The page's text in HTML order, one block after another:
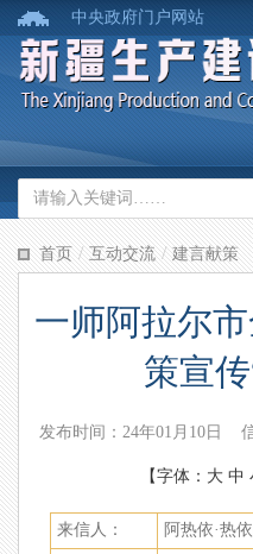
中央政府门户网站
首页 / 互动交流 / 建言献策
一师阿拉尔
策宣
发布时间：24年01月10日
【字体： 大 中
来信人：
阿热依·热